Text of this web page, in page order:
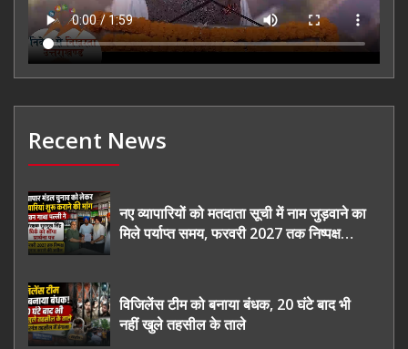
Recent News
नए व्यापारियों को मतदाता सूची में नाम जुड़वाने का
मिले पर्याप्त समय, फरवरी 2027 तक निष्पक्ष
विजिलेंस टीम को बनाया बंधक, 20 घंटे बाद भी
नहीं खुले तहसील के ताले